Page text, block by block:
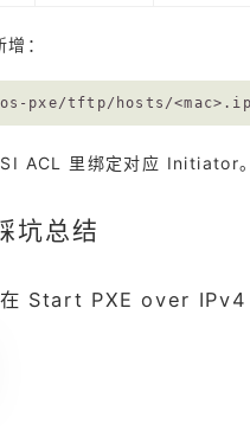
：
ACL 里绑定对应 Initiator。
坑总结
在 Start PXE over IPv4